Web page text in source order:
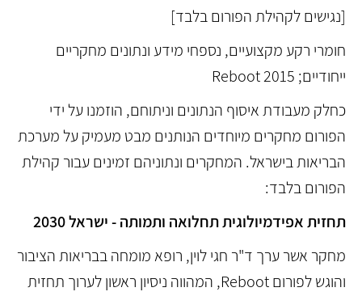
[נגישים לקהילת הפורום בלבד]
חומרי רקע מקצועיים, נספחי מידע ונתונים מחקריים
ייחודיים; Reboot 2015
כחלק מעבודת איסוף הנתונים וניתוחם, הוזמנו על ידי
הפורום מחקרים מיוחדים הנותנים מבט מעמיק על מערכת
הבריאות בישראל. המחקרים ונתוניהם זמינים עבור קהילת
הפורום בלבד:
תחזית אפידמיולוגית תחלואה ותמותה - ישראל 2030
מחקר אשר ערך ד"ר חגי לוין, רופא מומחה בבריאות הציבור
והוגש לפורום Reboot, המהווה ניסיון ראשון לערוך תחזית